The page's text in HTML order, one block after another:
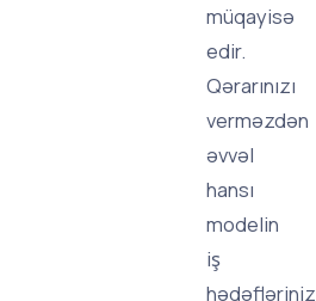
müqayisə
edir.
Qərarınızı
verməzdən
əvvəl
hansı
modelin
iş